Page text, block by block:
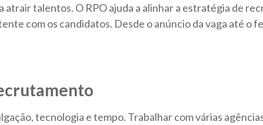
talentos. O RPO ajuda a alinhar a estratégia de
com os candidatos. Desde o anúncio da vaga até
tecnologia e tempo. Trabalhar com várias